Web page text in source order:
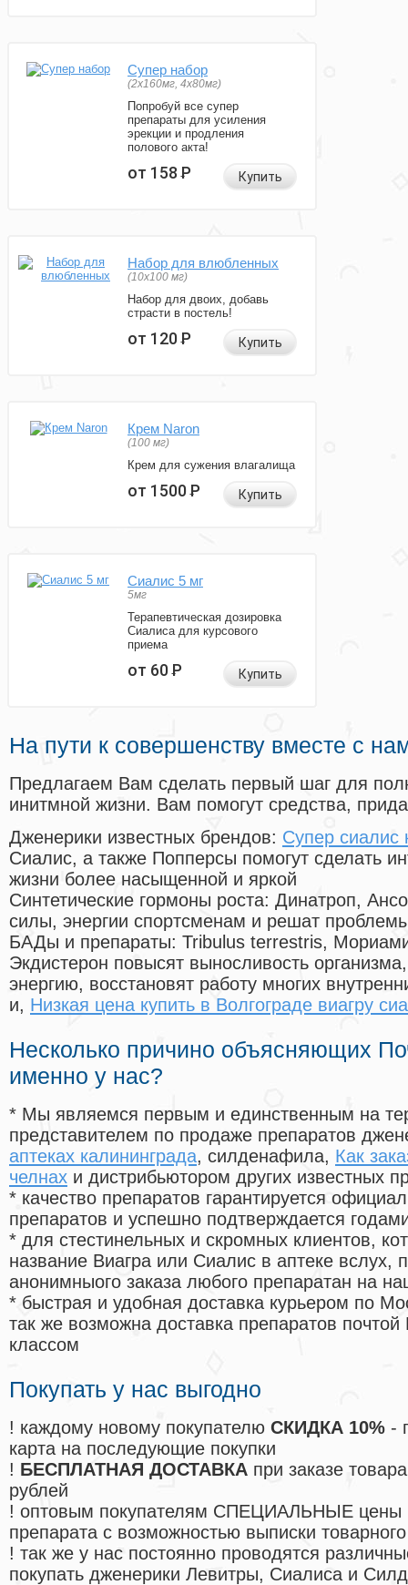
Супер набор
(2х160мг, 4х80мг)
Попробуй все супер
препараты для усиления
эрекции и продления
полового акта!
от 158Р Купить
Набор для влюбленных
(10х100 мг)
Набор для двоих, добавь
страсти в постель!
от 120Р Купить
Крем Naron
(100 мг)
Крем для сужения влагалища
от 1500Р Купить
Сиалис 5 мг
5мг
Терапевтическая дозировка
Сиалиса для курсового
приема
от 60Р Купить
На пути к совершенству вместе с
Предлагаем Вам сделать первый шаг для
инитмной жизни. Вам помогут средства,
Дженерики известных брендов: Супер сиалис
Сиалис, а также Попперсы помогут сделать
жизни более насыщенной и яркой
Синтетические гормоны роста: Динатроп,
силы, энергии спортсменам и решат
БАДы и препараты: Tribulus terrestris,
Экдистерон повысят выносливость
энергию, восстановят работу многих
и, Низкая цена купить в Волгограде виагру
Несколько причино объясняющих
именно у нас?
* Мы являемся первым и единственным на
представителем по продаже препаратов
аптеках калининграда, силденафила, Как
челнах и дистрибьютором других известных
* качество препаратов гарантируется
препаратов и успешно подтверждается
* для стестинельных и скромных клиентов,
название Виагра или Сиалис в аптеке вслух,
анонимныого заказа любого препаратан на
* быстрая и удобная доставка курьером по
так же возможна доставка препаратов
классом
Покупать у нас выгодно
! каждому новому покупателю СКИДКА 10% -
карта на последующие покупки
! БЕСПЛАТНАЯ ДОСТАВКА при заказе
рублей
! оптовым покупателям СПЕЦИАЛЬНЫЕ цены
препарата с возможностью выписки
! так же у нас постоянно проводятся
покупать дженерики Левитры, Сиалиса и